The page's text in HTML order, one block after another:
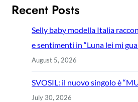
Recent Posts
Selly baby modella Italia
e sentimenti in “Luna lei mi
August 5, 2026
SVOSIL: il nuovo singolo è
July 30, 2026